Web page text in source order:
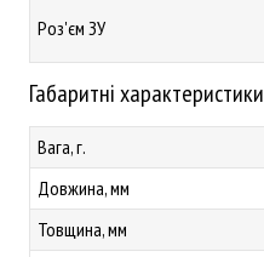
Роз'єм ЗУ
Габаритні характеристики
Вага, г.
Довжина, мм
Товщина, мм